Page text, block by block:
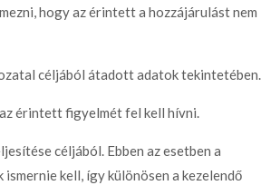
hogy az érintett a hozzájárulást nem
céljából átadott adatok tekintetében.
érintett figyelmét fel kell hívni.
céljából. Ebben az esetben a
kell, így különösen a kezelendő